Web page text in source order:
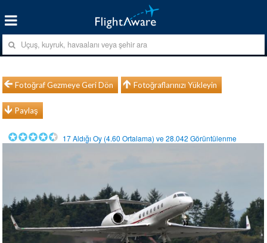
Fotoğraf Gezmeye Geri Dön Fotoğraflarınızı Yükleyin
Paylaş
17Aldığı Oy (4.60 Ortalama) ve28.042 Görüntülenme